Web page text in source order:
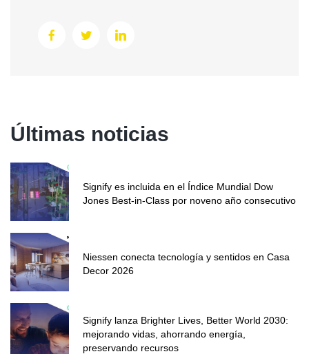
Últimas noticias
Signify es incluida en el Índice Mundial Dow
Jones Best-in-Class por noveno año consecutivo
Niessen conecta tecnología y sentidos en Casa
Decor 2026
Signify lanza Brighter Lives, Better World 2030:
mejorando vidas, ahorrando energía,
preservando recursos